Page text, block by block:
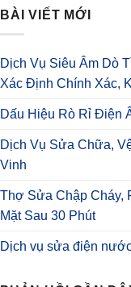
BÀI VIẾT MỚI
Dịch Vụ Siêu Âm Dò
Xác Định Chính Xác,
Dấu Hiệu Rò Rỉ Điện
Dịch Vụ Sửa Chữa,
Vinh
Thợ Sửa Chập Cháy,
Mặt Sau 30 Phút
Dịch vụ sửa điện